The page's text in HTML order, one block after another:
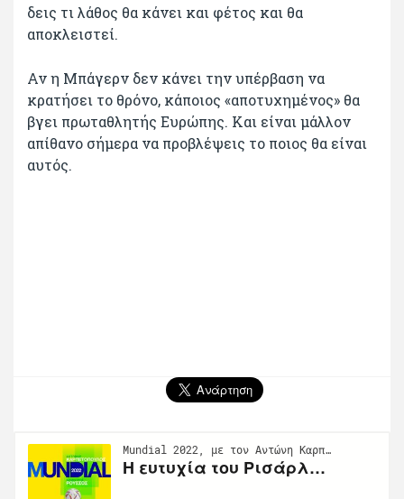
δεις τι λάθος θα κάνει και φέτος και θα
αποκλειστεί.
Αν η Μπάγερν δεν κάνει την υπέρβαση να
κρατήσει το θρόνο, κάποιος «αποτυχημένος» θα
βγει πρωταθλητής Ευρώπης. Και είναι μάλλον
απίθανο σήμερα να προβλέψεις το ποιος θα είναι
αυτός.